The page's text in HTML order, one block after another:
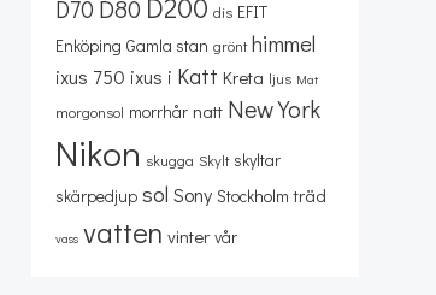
D70 D80 D200 dis EFIT
Enköping Gamla stan grönt himmel
ixus 750 ixus i Katt Kreta ljus Mat
morgonsol morrhår natt New York
Nikon skugga Skylt skyltar
skärpedjup sol Sony Stockholm träd
vass vatten vinter vår